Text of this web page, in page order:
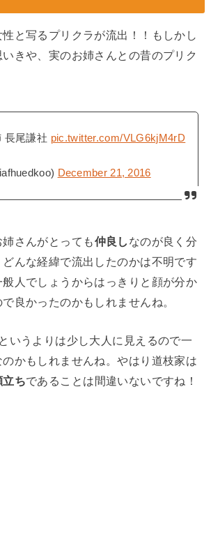
と写るプリクラが流出！！もしかし
きや、実のお姉さんとの昔のプリク
長尾謙社 pic.twitter.com/VLG6kjM4rD
December 21, 2016
さんがとっても仲良し なのが良く分
んな経緯で流出したのかは不明です
人でしょうからはっきりと顔が分か
良かったのかもしれませんね。
いうよりは少し大人に見えるので一
かもしれませんね。やはり道枝家は
立ちであることは間違いないですね！